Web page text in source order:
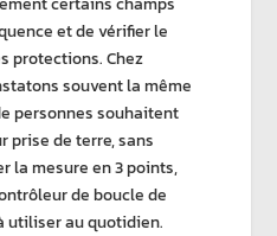
et de vérifier le
protections. Chez
souvent la même
personnes souhaitent
prise de terre, sans
lamesure en 3 points,
de boucle de
utiliser au quotidien.